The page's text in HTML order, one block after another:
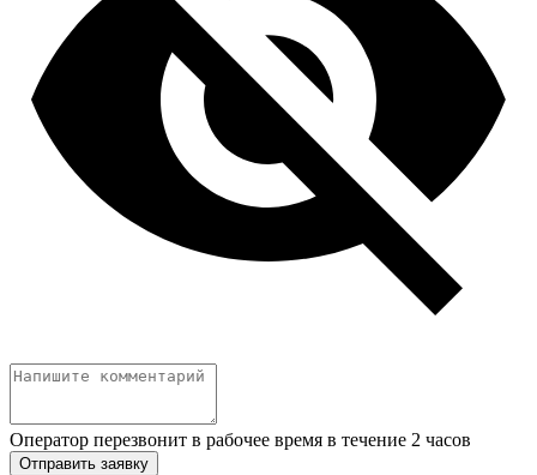
Оператор перезвонит в рабочее время в течение 2 часов
Отправить заявку